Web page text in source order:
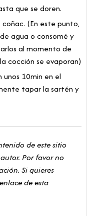
que se doren.
(En este punto,
agua o consomé y
al momento de
cocción se evaporan)
10min en el
tapar la sartén y
de este sitio
Por favor no
Si quieres
de esta